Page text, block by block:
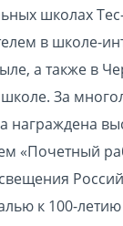
школах
в школе-
а также в
За
награждена
«Почетный
к 100-